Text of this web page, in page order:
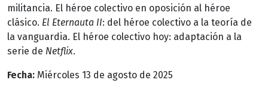
militancia. El héroe colectivo en oposición al héroe
clásico. El Eternauta II: del héroe colectivo a la teoría de
la vanguardia. El héroe colectivo hoy: adaptación a la
serie de Netflix.
Fecha: Miércoles 13 de agosto de 2025